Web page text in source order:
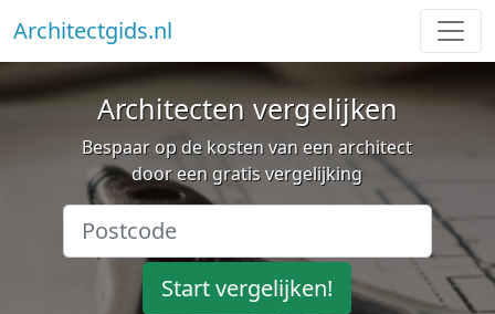
Architectgids.nl
Architecten vergelijken
Bespaar op de kosten van een architect
door een gratis vergelijking
Start vergelijken!